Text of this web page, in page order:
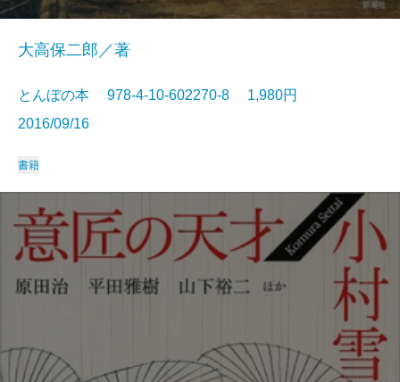
大高保二郎／著
とんぼの本 978-4-10-602270-8 1,980円
2016/09/16
書籍